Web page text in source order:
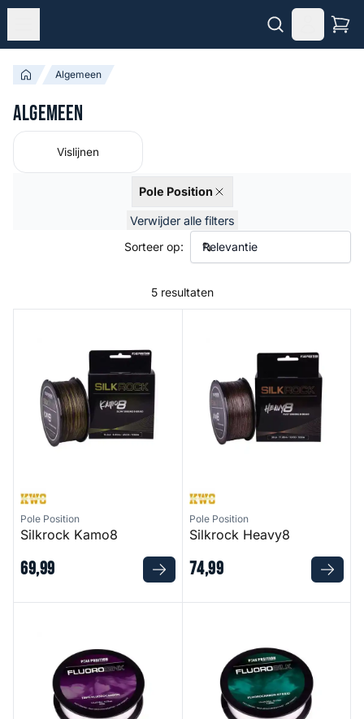
Algemeen
Algemeen
Vislijnen
Pole Position
Verwijder alle filters
5 resultaten
Sorteer op:
Pole Position
Silkrock Kamo8
69,99
Pole Position
Silkrock Heavy8
74,99